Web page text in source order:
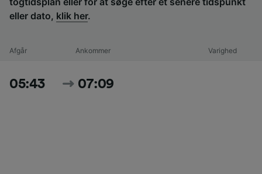
eller dato, klik her.
Afgår Ankommer Varighed
05:43 07:09